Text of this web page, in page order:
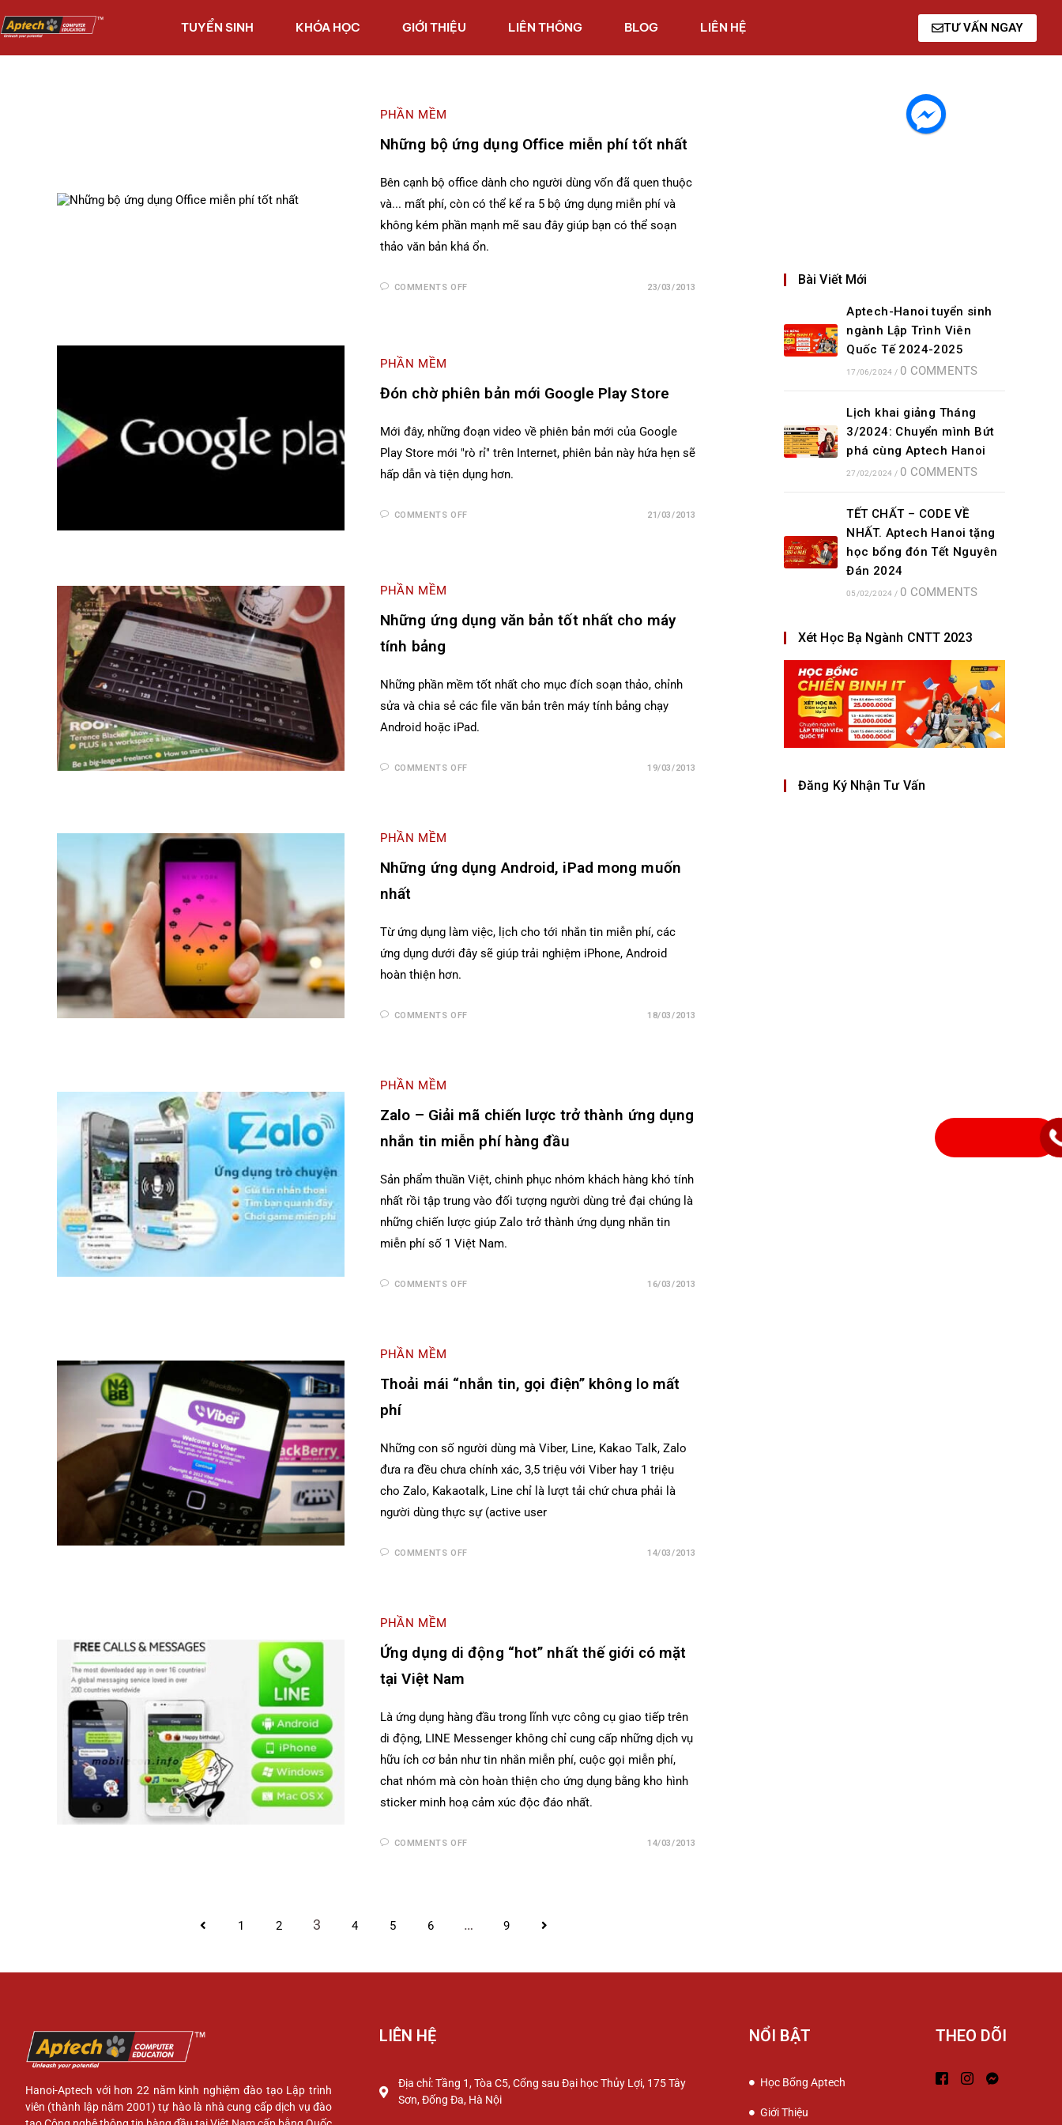
TUYỂN SINH KHÓA HỌC GIỚI THIỆU LIÊN THÔNG BLOG LIÊN HỆ TƯ VẤN NGAY
PHẦN MỀM
Những bộ ứng dụng Office miễn phí tốt nhất
Bên cạnh bộ office dành cho người dùng vốn đã quen thuộc
và... mất phí, còn có thể kể ra 5 bộ ứng dụng miễn phí và
không kém phần mạnh mẽ sau đây giúp bạn có thể soạn
thảo văn bản khá ổn.
COMMENTS OFF 23/03/2013
PHẦN MỀM
Đón chờ phiên bản mới Google Play Store
Mới đây, những đoạn video về phiên bản mới của Google
Play Store mới "rò rỉ" trên Internet, phiên bản này hứa hẹn sẽ
hấp dẫn và tiện dụng hơn.
COMMENTS OFF 21/03/2013
PHẦN MỀM
Những ứng dụng văn bản tốt nhất cho máy
tính bảng
Những phần mềm tốt nhất cho mục đích soạn thảo, chỉnh
sửa và chia sẻ các file văn bản trên máy tính bảng chạy
Android hoặc iPad.
COMMENTS OFF 19/03/2013
PHẦN MỀM
Những ứng dụng Android, iPad mong muốn
nhất
Từ ứng dụng làm việc, lịch cho tới nhắn tin miễn phí, các
ứng dụng dưới đây sẽ giúp trải nghiệm iPhone, Android
hoàn thiện hơn.
COMMENTS OFF 18/03/2013
PHẦN MỀM
Zalo – Giải mã chiến lược trở thành ứng dụng
nhắn tin miễn phí hàng đầu
Sản phẩm thuần Việt, chinh phục nhóm khách hàng khó tính
nhất rồi tập trung vào đối tượng người dùng trẻ đại chúng là
những chiến lược giúp Zalo trở thành ứng dụng nhắn tin
miễn phí số 1 Việt Nam.
COMMENTS OFF 16/03/2013
PHẦN MỀM
Thoải mái “nhắn tin, gọi điện” không lo mất
phí
Những con số người dùng mà Viber, Line, Kakao Talk, Zalo
đưa ra đều chưa chính xác, 3,5 triệu với Viber hay 1 triệu
cho Zalo, Kakaotalk, Line chỉ là lượt tải chứ chưa phải là
người dùng thực sự (active user
COMMENTS OFF 14/03/2013
PHẦN MỀM
Ứng dụng di động “hot” nhất thế giới có mặt
tại Việt Nam
Là ứng dụng hàng đầu trong lĩnh vực công cụ giao tiếp trên
di động, LINE Messenger không chỉ cung cấp những dịch vụ
hữu ích cơ bản như tin nhắn miễn phí, cuộc gọi miễn phí,
chat nhóm mà còn hoàn thiện cho ứng dụng bằng kho hình
sticker minh hoạ cảm xúc độc đáo nhất.
COMMENTS OFF 14/03/2013
1 2 3 4 5 6 … 9
Bài Viết Mới
Aptech-Hanoi tuyển sinh
ngành Lập Trình Viên
Quốc Tế 2024-2025
17/06/2024 / 0 COMMENTS
Lịch khai giảng Tháng
3/2024: Chuyển mình Bứt
phá cùng Aptech Hanoi
27/02/2024 / 0 COMMENTS
TẾT CHẤT – CODE VỀ
NHẤT. Aptech Hanoi tặng
học bổng đón Tết Nguyên
Đán 2024
05/02/2024 / 0 COMMENTS
Xét Học Bạ Ngành CNTT 2023
Đăng Ký Nhận Tư Vấn
Hanoi-Aptech với hơn 22 năm kinh nghiệm đào tạo Lập trình
viên (thành lập năm 2001) tự hào là nhà cung cấp dịch vụ đào
LIÊN HỆ
Địa chỉ: Tầng 1, Tòa C5, Cổng sau Đại học Thủy Lợi, 175 Tây
Sơn, Đống Đa, Hà Nội
NỔI BẬT
Học Bổng Aptech
Giới Thiệu
THEO DÕI